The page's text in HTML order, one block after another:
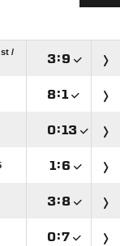
/​
:
:
:
 :
:
: